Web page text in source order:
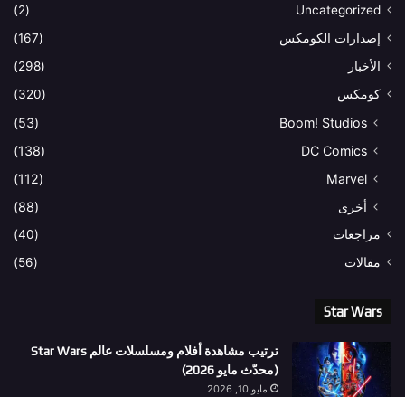
Uncategorized
(2)
إصدارات الكومكس
(167)
الأخبار
(298)
كومكس
(320)
Boom! Studios
(53)
DC Comics
(138)
Marvel
(112)
أخرى
(88)
مراجعات
(40)
مقالات
(56)
Star Wars
ترتيب مشاهدة أفلام ومسلسلات عالم Star Wars
(محدّث مايو 2026)
مايو 10, 2026